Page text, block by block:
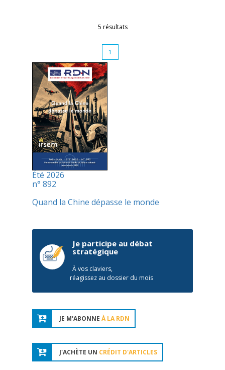
5 résultats
1
Été 2026
n° 892
Quand la Chine dépasse le monde
Je participe au débat
stratégique
À vos claviers,
réagissez au dossier du mois
JE M'ABONNE À LA RDN
J'ACHÈTE UN CRÉDIT D'ARTICLES